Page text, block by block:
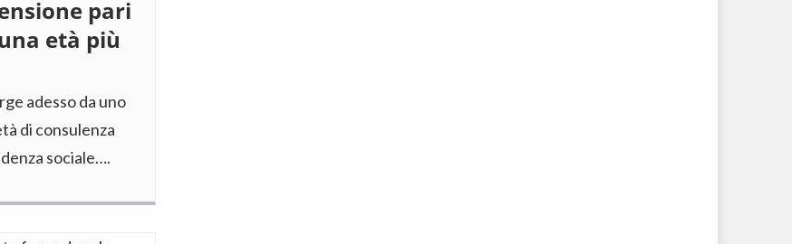
pari
età più
adesso da uno
di consulenza
sociale….